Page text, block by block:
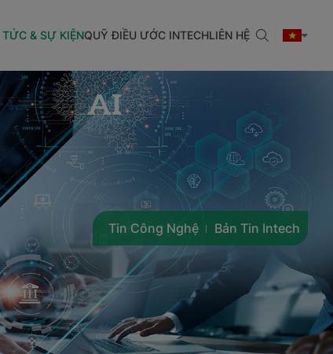
& SỰ KIỆNQUỸ ĐIỀU ƯỚC INTECHLIÊN HỆ
Tin Công Nghệ Bản Tin Intech